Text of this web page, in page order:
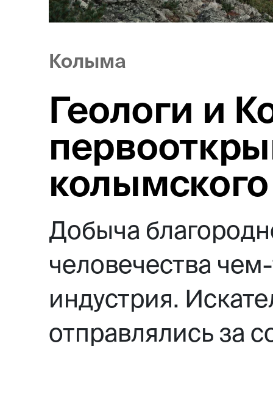
Колыма
Геологи и
Добыча
человечества
индустрия.
отправлялись за